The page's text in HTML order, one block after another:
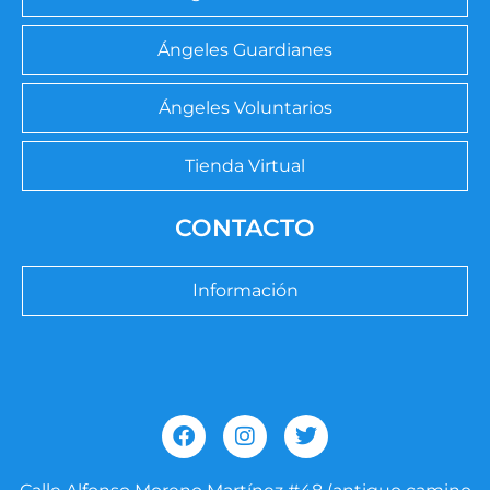
Ángeles Guardianes
Ángeles Voluntarios
Tienda Virtual
CONTACTO
Información
F
a
I
n
T
w